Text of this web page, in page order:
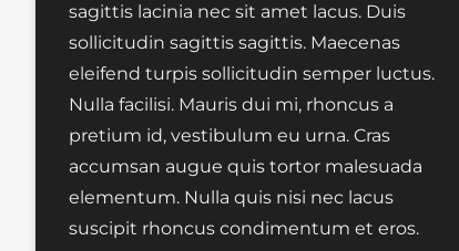
sagittis lacinia nec sit amet lacus. Duis
sollicitudin sagittis sagittis. Maecenas
eleifend turpis sollicitudin semper luctus.
Nulla facilisi. Mauris dui mi, rhoncus a
pretium id, vestibulum eu urna. Cras
accumsan augue quis tortor malesuada
elementum. Nulla quis nisi nec lacus
suscipit rhoncus condimentum et eros.